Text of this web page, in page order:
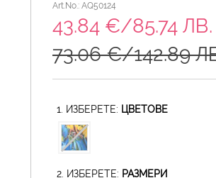
Art.No.: AQ50124
43.84 €/85.74 ЛВ.
73.06 €/142.89
1. ИЗБЕРЕТЕ: ЦВЕТОВЕ
2. ИЗБЕРЕТЕ: РАЗМЕРИ